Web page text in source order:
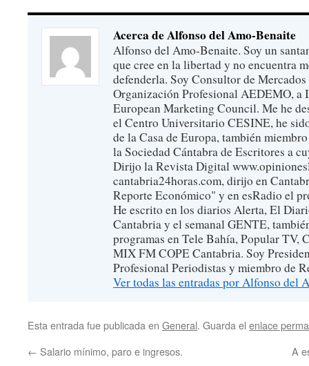
Acerca de Alfonso del Amo-Benaite
Alfonso del Amo-Benaite. Soy un
que cree en la libertad y no encuentra
defenderla. Soy Consultor de
Organización Profesional AEDEMO,
European Marketing Council. Me he
el Centro Universitario CESINE, he
de la Casa de Europa, también
la Sociedad Cántabra de Escritores a
Dirijo la Revista Digital
cantabria24horas.com, dirijo en
Reporte Económico" y en esRadio el
He escrito en los diarios Alerta, El
Cantabria y el semanal GENTE,
programas en Tele Bahía, Popular TV,
MIX FM COPE Cantabria. Soy
Profesional Periodistas y miembro de
Ver todas las entradas por Alfonso del
Esta entrada fue publicada en General. Guarda el enlace
← Salario mínimo, paro e ingresos. A